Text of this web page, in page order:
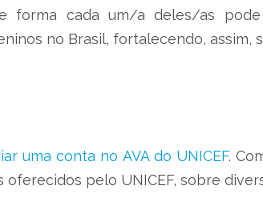
forma cada um/a deles/as
no Brasil, fortalecendo, assim,
uma conta no AVA do UNICEF.
oferecidos pelo UNICEF, sobre